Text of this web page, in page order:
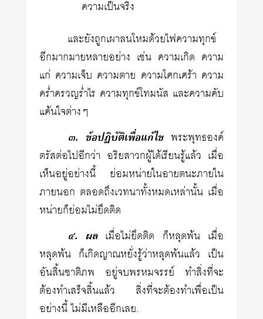
ความเป็นจริง
และยังถูกเผาลนโหมด้วยไฟความทุกข์
อีกมากมายหลายอย่าง เช่น ความเกิด ความ
แก่ ความเจ็บ ความตาย ความโศกเศร้า ความ
คร่ำครวญร่ำไร ความทุกข์โทมนัส และความคับ
แค้นใจต่างๆ
๓. ข้อปฏิบัติเพื่อแก้ไขพระพุทธองค์
ตรัสต่อไปอีกว่า อริยสาวกผู้ได้เรียนรู้แล้ว เมื่อ
เห็นอยู่อย่างนี้ ย่อมหน่ายในอายตนะภายใน
ภายนอก ตลอดถึงเวทนาทั้งหมดเหล่านั้น เมื่อ
หน่ายก็ย่อมไม่ยึดติด
๔. ผลเมื่อไม่ยึดติด ก็หลุดพ้น เมื่อ
หลุดพ้น ก็เกิดญาณหยั่งรู้ว่าหลุดพ้นแล้ว เป็น
อันสิ้นชาติภพ อยู่จบพรหมจรรย์ ทำสิ่งที่จะ
ต้องทำเสร็จสิ้นแล้ว สิ่งที่จะต้องทำเพื่อเป็น
อย่างนี้ ไม่มีเหลืออีกเลย.